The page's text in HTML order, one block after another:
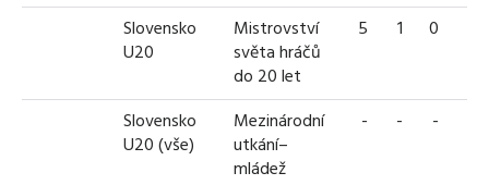
Slovensko
U20
Mistrovství
světa hráčů
do 20 let
5 1 0
Slovensko
U20 (vše)
Mezinárodní
utkání–
mládež
- - -